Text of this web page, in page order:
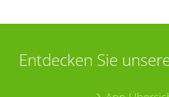
Entdecken Sie